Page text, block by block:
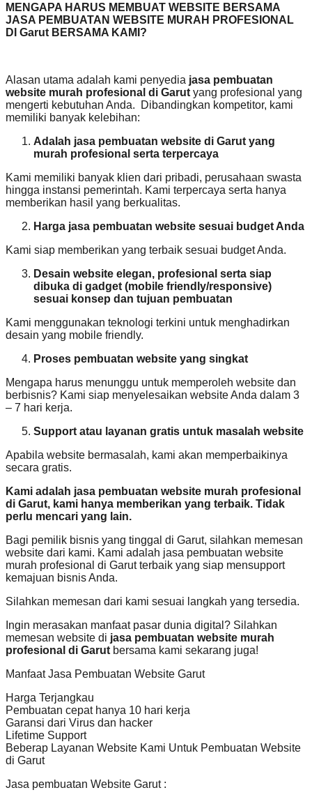
MENGAPA HARUS MEMBUAT WEBSITE BERSAMA
JASA PEMBUATAN WEBSITE MURAH PROFESIONAL
DI Garut BERSAMA KAMI?
Alasan utama adalah kami penyedia jasa pembuatan
website murah profesional di Garut yang profesional yang
mengerti kebutuhan Anda. Dibandingkan kompetitor, kami
memiliki banyak kelebihan:
Adalah jasa pembuatan website di Garut yang
murah profesional serta terpercaya
Kami memiliki banyak klien dari pribadi, perusahaan swasta
hingga instansi pemerintah. Kami terpercaya serta hanya
memberikan hasil yang berkualitas.
Harga jasa pembuatan website sesuai budget Anda
Kami siap memberikan yang terbaik sesuai budget Anda.
Desain website elegan, profesional serta siap
dibuka di gadget (mobile friendly/responsive)
sesuai konsep dan tujuan pembuatan
Kami menggunakan teknologi terkini untuk menghadirkan
desain yang mobile friendly.
Proses pembuatan website yang singkat
Mengapa harus menunggu untuk memperoleh website dan
berbisnis? Kami siap menyelesaikan website Anda dalam 3
– 7 hari kerja.
Support atau layanan gratis untuk masalah website
Apabila website bermasalah, kami akan memperbaikinya
secara gratis.
Kami adalah jasa pembuatan website murah profesional
di Garut, kami hanya memberikan yang terbaik. Tidak
perlu mencari yang lain.
Bagi pemilik bisnis yang tinggal di Garut, silahkan memesan
website dari kami. Kami adalah jasa pembuatan website
murah profesional di Garut terbaik yang siap mensupport
kemajuan bisnis Anda.
Silahkan memesan dari kami sesuai langkah yang tersedia.
Ingin merasakan manfaat pasar dunia digital? Silahkan
memesan website di jasa pembuatan website murah
profesional di Garut bersama kami sekarang juga!
Manfaat Jasa Pembuatan Website Garut
Harga Terjangkau
Pembuatan cepat hanya 10 hari kerja
Garansi dari Virus dan hacker
Lifetime Support
Beberap Layanan Website Kami Untuk Pembuatan Website
di Garut
Jasa pembuatan Website Garut :